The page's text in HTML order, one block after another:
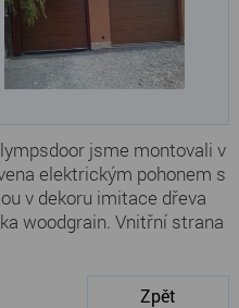
jsme montovali v
elektrickým pohonem s
v dekoru imitace dřeva
woodgrain. Vnitřní strana
Zpět